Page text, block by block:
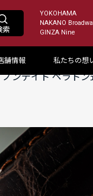
YOKOHAMA
NAKANO
GINZA Nine
舗情報 私たちの想
ンデイト ペラト